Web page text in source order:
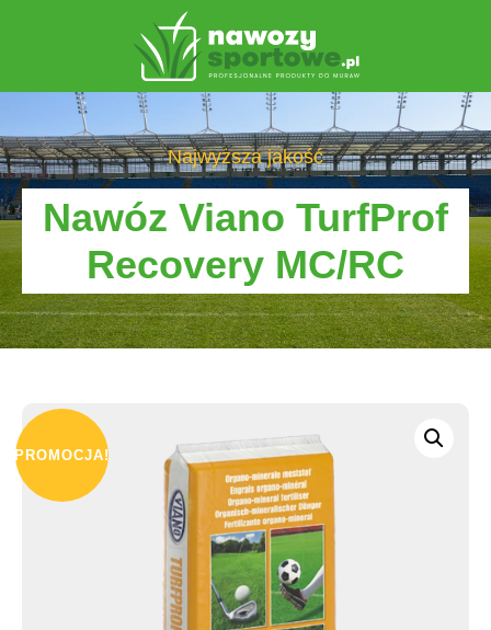
Najwyższa jakość
Nawóz Viano TurfProf
Recovery MC/RC
PROMOCJA!